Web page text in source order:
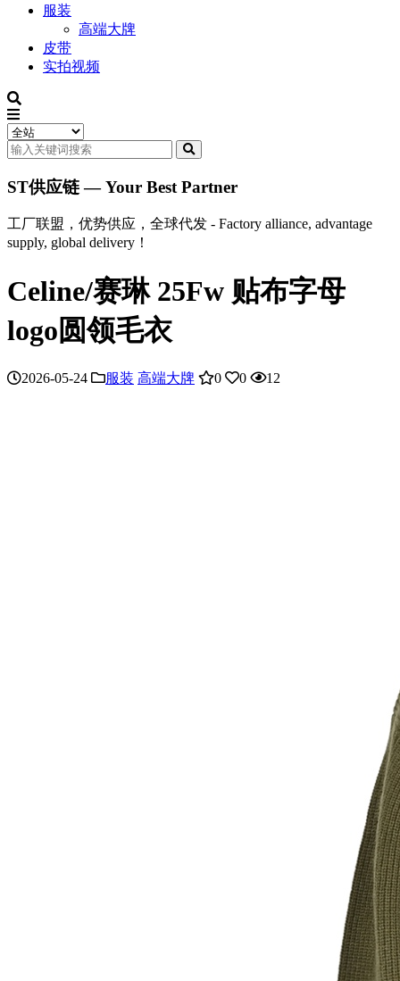
服装
高端大牌
皮带
实拍视频
ST供应链 — Your Best Partner
工厂联盟，优势供应，全球代发 - Factory alliance, advantage
supply, global delivery！
Celine/赛琳 25Fw 贴布字母
logo圆领毛衣
2026-05-24 服装 高端大牌 0 0 12